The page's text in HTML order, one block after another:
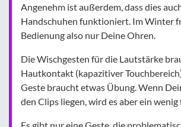
Angenehm ist außerdem, dass dies
Handschuhen funktioniert. Im Winter
Bedienung also nur Deine Ohren.
Die Wischgesten für die Lautstärke
Hautkontakt (kapazitiver
Geste braucht etwas Übung. Wenn
den Clips liegen, wird es aber ein wenig
Es gibt nur eine Geste, die